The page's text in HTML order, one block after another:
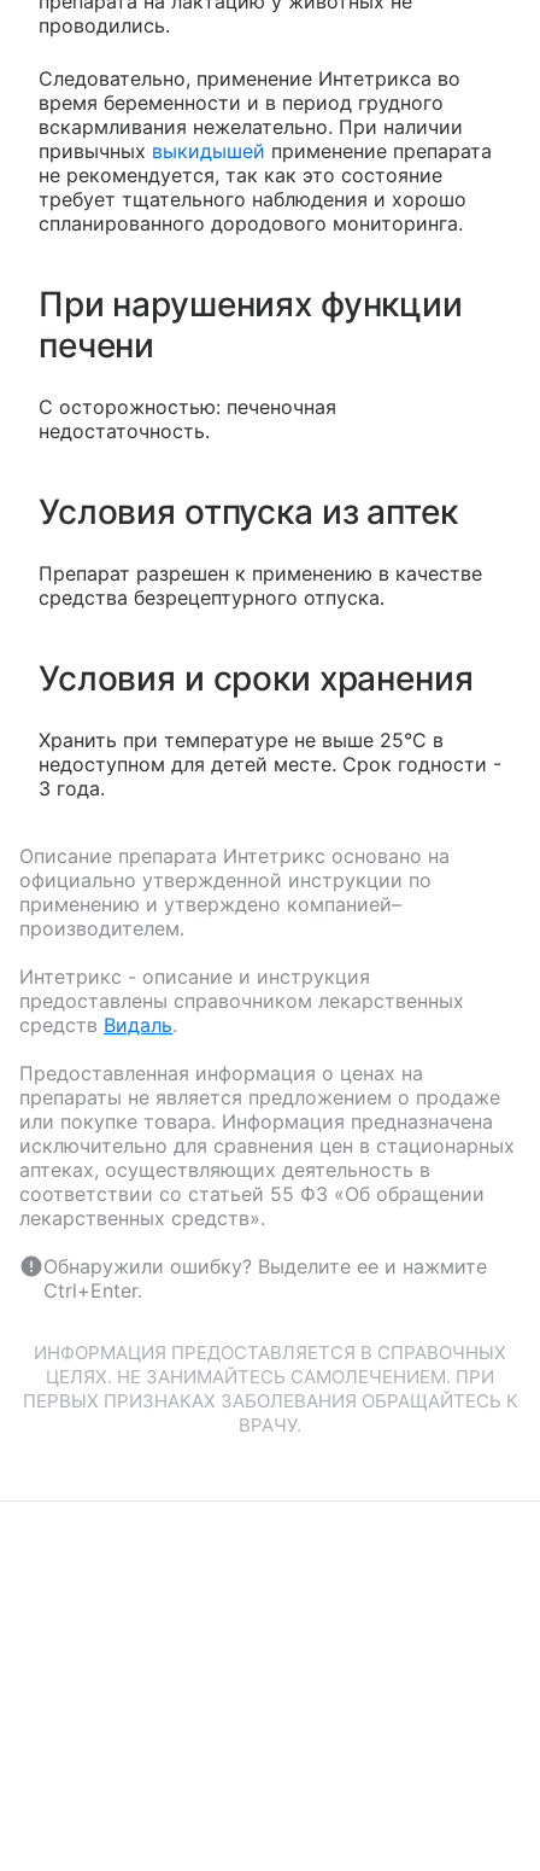
проводились.
Следовательно, применение Интетрикса во
время беременности и в период грудного
вскармливания нежелательно. При наличии
привычных выкидышей применение препарата
не рекомендуется, так как это состояние
требует тщательного наблюдения и хорошо
спланированного дородового мониторинга.
При нарушениях функции
печени
С осторожностью: печеночная
недостаточность.
Условия отпуска из аптек
Препарат разрешен к применению в качестве
средства безрецептурного отпуска.
Условия и сроки хранения
Хранить при температуре не выше 25°С в
недоступном для детей месте. Срок годности -
3 года.
Описание препарата Интетрикс основано на
официально утвержденной инструкции по
применению и утверждено компанией–
производителем.
Интетрикс - описание и инструкция
предоставлены справочником лекарственных
средств Видаль.
Предоставленная информация о ценах на
препараты не является предложением о продаже
или покупке товара. Информация предназначена
исключительно для сравнения цен в стационарных
аптеках, осуществляющих деятельность в
соответствии со статьей 55 ФЗ «Об обращении
лекарственных средств».
Обнаружили ошибку? Выделите ее и нажмите
Ctrl+Enter.
ИНФОРМАЦИЯ ПРЕДОСТАВЛЯЕТСЯ В СПРАВОЧНЫХ
ЦЕЛЯХ. НЕ ЗАНИМАЙТЕСЬ САМОЛЕЧЕНИЕМ. ПРИ
ПЕРВЫХ ПРИЗНАКАХ ЗАБОЛЕВАНИЯ ОБРАЩАЙТЕСЬ К
ВРАЧУ.